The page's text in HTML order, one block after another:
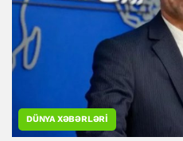
DÜNYA XƏBƏRLƏRI